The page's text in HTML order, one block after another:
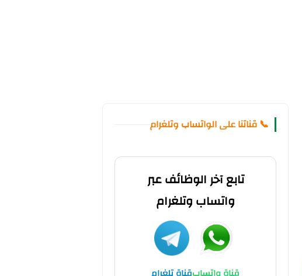
📞 قناتنا على الواتساب وتلغرام
تابع آخر الوظائف عبر
واتساب وتلغرام